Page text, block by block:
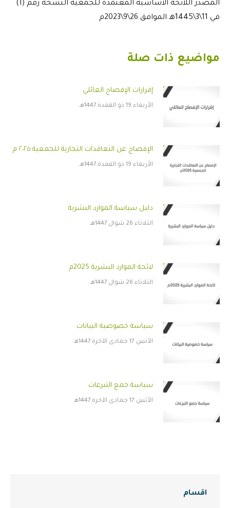
المصدر اللائحة الأساسية المعتمدة للجمعية النسخة رقم (1)
في 11\3\1445هـ الموافق 26\9\2023م
مواضيع ذات صلة
إقرارات الإفصاح العائلي
الأربعاء 19 ذو القعدة 1447هـ
الإفصاح عن التعاقدات التجارية للجمعية ٢٠٢٥ م
الأربعاء 19 ذو القعدة 1447هـ
دليل سياسة الموارد البشرية
الثلاثاء 26 شوال 1447هـ
لائحة الموارد البشرية 2025م
الثلاثاء 26 شوال 1447هـ
سياسة خصوصية البيانات
الأثنين 17 جمادى الآخرة 1447هـ
سياسة جمع التبرعات
الأثنين 17 جمادى الآخرة 1447هـ
اقسام